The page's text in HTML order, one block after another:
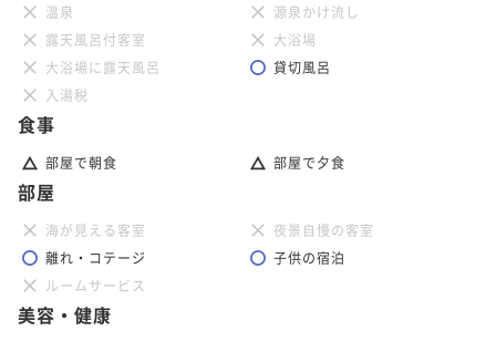
温泉
源泉かけ流し
露天風呂付客室
大浴場
大浴場に露天風呂
貸切風呂
入湯税
食事
部屋で朝食 部屋で夕食
部屋
海が見える客室
夜景自慢の客室
離れ・コテージ
子供の宿泊
ルームサービス
美容・健康